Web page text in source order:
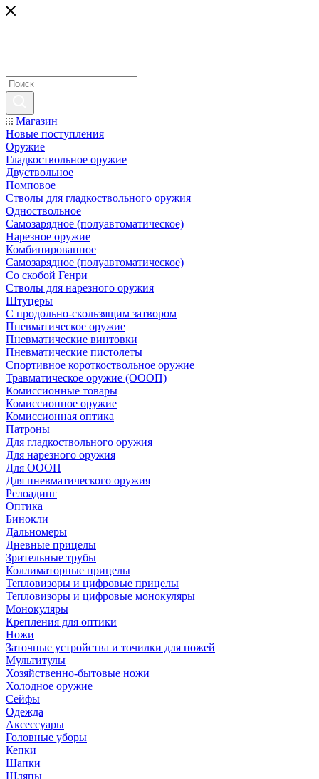
Магазин
Новые поступления
Оружие
Гладкоствольное оружие
Двуствольное
Помповое
Стволы для гладкоствольного оружия
Одноствольное
Самозарядное (полуавтоматическое)
Нарезное оружие
Комбинированное
Самозарядное (полуавтоматическое)
Со скобой Генри
Стволы для нарезного оружия
Штуцеры
С продольно-скользящим затвором
Пневматическое оружие
Пневматические винтовки
Пневматические пистолеты
Спортивное короткоствольное оружие
Травматическое оружие (ОООП)
Комиссионные товары
Комиссионное оружие
Комиссионная оптика
Патроны
Для гладкоствольного оружия
Для нарезного оружия
Для ОООП
Для пневматического оружия
Релоадинг
Оптика
Бинокли
Дальномеры
Дневные прицелы
Зрительные трубы
Коллиматорные прицелы
Тепловизоры и цифровые прицелы
Тепловизоры и цифровые монокуляры
Монокуляры
Крепления для оптики
Ножи
Заточные устройства и точилки для ножей
Мультитулы
Хозяйственно-бытовые ножи
Холодное оружие
Сейфы
Одежда
Аксессуары
Головные уборы
Кепки
Шапки
Шляпы